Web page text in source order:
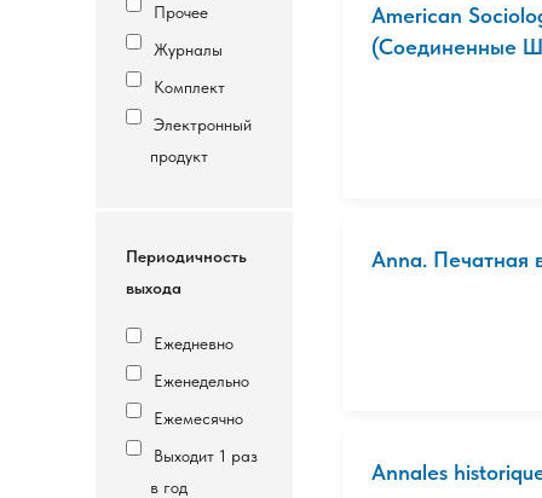
Прочее
Журналы
Комплект
Электронный
продукт
Периодичность
выхода
Ежедневно
Еженедельно
Ежемесячно
Выходит 1 раз
в год
American
(Соединенные
Anna. Печатная
Annales